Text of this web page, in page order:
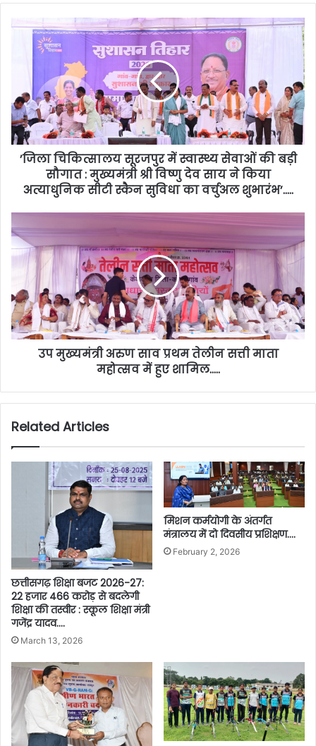
’जिला चिकित्सालय सूरजपुर में स्वास्थ्य सेवाओं की बड़ी
सौगात : मुख्यमंत्री श्री विष्णु देव साय ने किया
अत्याधुनिक सीटी स्कैन सुविधा का वर्चुअल शुभारंभ’…..
उप मुख्यमंत्री अरुण साव प्रथम तेलीन सत्ती माता
महोत्सव में हुए शामिल…..
Related Articles
छत्तीसगढ़ शिक्षा बजट 2026-27:
22 हजार 466 करोड़ से बदलेगी
शिक्षा की तस्वीर : स्कूल शिक्षा मंत्री
गजेंद्र यादव….
March 13, 2026
मिशन कर्मयोगी के अंतर्गत
मंत्रालय में दो दिवसीय प्रशिक्षण….
February 2, 2026